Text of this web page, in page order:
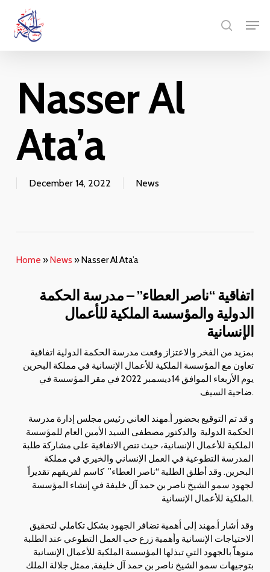
main
search
Nasser Al
Ata’a
December 14, 2022 News
Home »News »Nasser Al Ata’a
اتفاقية “ناصر العطاء” – مدرسة الحكمة
الدولية والمؤسسة الملكية للأعمال
الإنسانية
بمزيد من الفخر والاعتزاز وقعت مدرسة الحكمة الدولية اتفاقية
تعاون مع المؤسسة الملكية للأعمال الإنسانية في مملكة البحرين
يوم الأربعاء الموافق 14ديسمبر 2022 في مقر المؤسسة في
ضاحية السيف.
و قد تم التوقيع بحضور أ.مهند العاني رئيس مجلس إدارة مدرسة
الحكمة الدولية والدكتور مصطفى السيد الأمين العام للمؤسسة
الملكية للأعمال الإنسانية، حيث تنص الاتفاقية على مشاركة طلبة
المدرسة التطوعية في العمل الإنساني والخيري في مملكة
البحرين. وقد أطلق الطلبة “ناصر العطاء” كاسم لفريقهم تقديراً
لجهود سمو الشيخ ناصر بن حمد آل خليفة في إنشاء المؤسسة
الملكية للأعمال الإنسانية.
وقد أشار أ.مهند إلى أهمية تضافر الجهود بشكل تكاملي لتحقيق
الاحتياجات الإنسانية وأهمية زرع حب العمل التطوعي عند الطلبة
منوهاً بالجهود التي تبذلها المؤسسة الملكية للأعمال الإنسانية
بتوجيهات سمو الشيخ ناصر بن حمد آل خليفة, ممثل جلالة الملك